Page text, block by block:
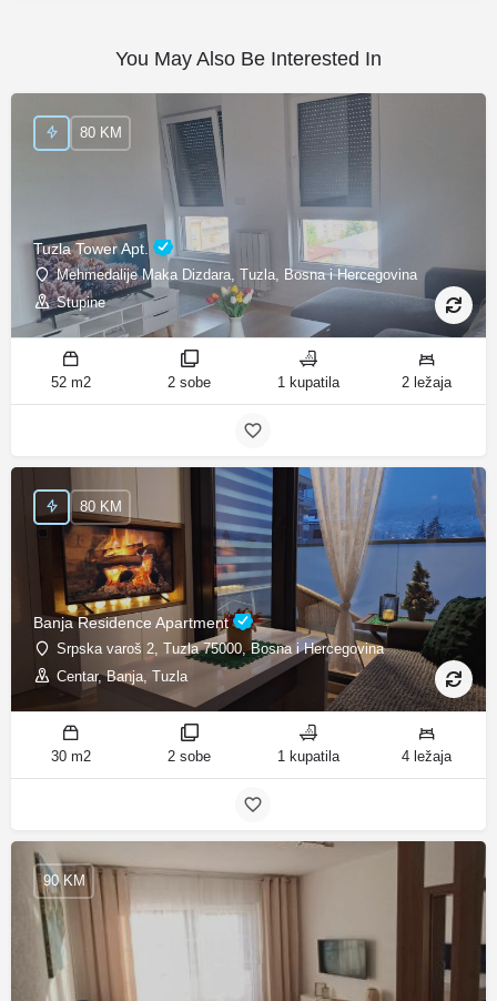
You May Also Be Interested In
Tuzla Tower Apt.
Mehmedalije Maka Dizdara, Tuzla, Bosna i Hercegovina
Stupine
80 KM
52 m2 2 sobe 1 kupatila 2 ležaja
Banja Residence Apartment
Srpska varoš 2, Tuzla 75000, Bosna i Hercegovina
Centar, Banja, Tuzla
80 KM
30 m2 2 sobe 1 kupatila 4 ležaja
90 KM